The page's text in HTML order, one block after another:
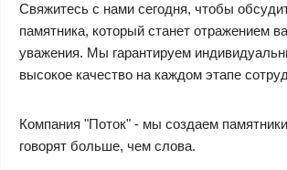
Свяжитесь с нами сегодня, чтобы
памятника, который станет отражением
уважения. Мы гарантируем
высокое качество на каждом этапе
Компания "Поток" - мы создаем
говорят больше, чем слова.